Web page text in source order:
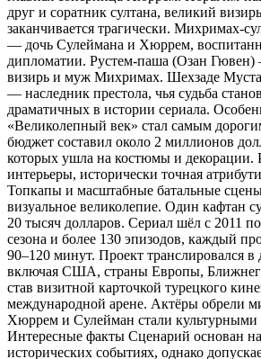
друг и соратник султана, великий
заканчивается трагически. Михримах-
— дочь Сулеймана и Хюррем,
дипломатии. Рустем-паша (Озан
визирь и муж Михримах. Шехзаде
— наследник престола, чья судьба
драматичных в истории сериала.
«Великолепный век» стал самым
бюджет составил около 2 миллионов
которых ушла на костюмы и декорации.
интерьеры, исторически точная
Топкапы и масштабные батальные
визуальное великолепие. Один кафтан
20 тысяч долларов. Сериал шёл с 2011
сезона и более 130 эпизодов, каждый
90–120 минут. Проект транслировался в
включая США, страны Европы,
став визитной карточкой турецкого
международной арене. Актёры обрели
Хюррем и Сулейман стали культурными
Интересные факты Сценарий основан
исторических событиях, однако